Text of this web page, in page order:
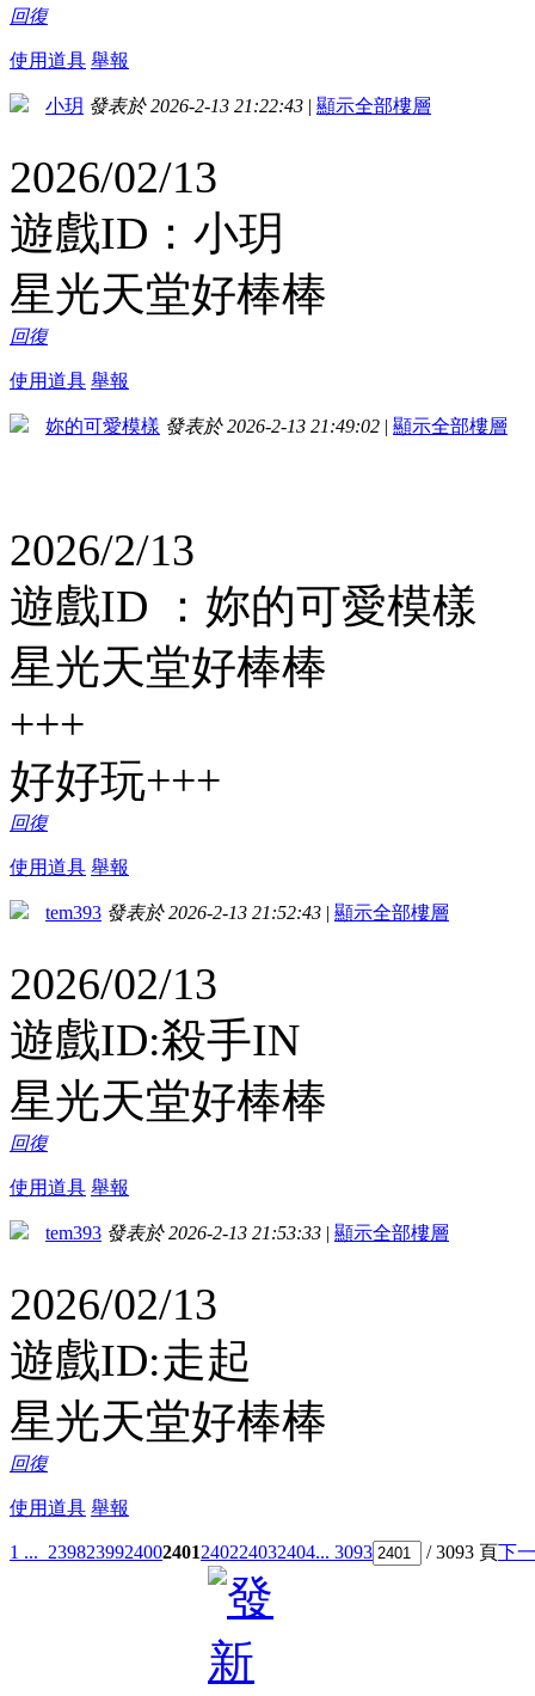
回復
使用道具 舉報
小玥 發表於 2026-2-13 21:22:43 | 顯示全部樓層
2026/02/13
遊戲ID：小玥
星光天堂好棒棒
回復
使用道具 舉報
妳的可愛模樣 發表於 2026-2-13 21:49:02 | 顯示全部樓層
2026/2/13
遊戲ID ：妳的可愛模樣
星光天堂好棒棒
+++
好好玩+++
回復
使用道具 舉報
tem393 發表於 2026-2-13 21:52:43 | 顯示全部樓層
2026/02/13
遊戲ID:殺手IN
星光天堂好棒棒
回復
使用道具 舉報
tem393 發表於 2026-2-13 21:53:33 | 顯示全部樓層
2026/02/13
遊戲ID:走起
星光天堂好棒棒
回復
使用道具 舉報
1 ... 2398239924002401240224032404... 3093 / 3093 頁下